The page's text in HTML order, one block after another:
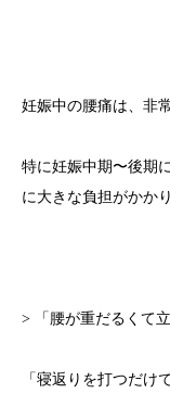
妊娠中の腰痛は、非
特に妊娠中期〜後期
に大きな負担がかか
> 「腰が重だるくて
「寝返りを打つだけ